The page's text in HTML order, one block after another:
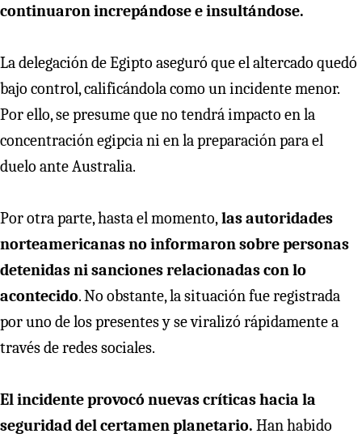
continuaron increpándose e insultándose.
La delegación de Egipto aseguró que el altercado quedó
bajo control, calificándola como un incidente menor.
Por ello, se presume que no tendrá impacto en la
concentración egipcia ni en la preparación para el
duelo ante Australia.
Por otra parte, hasta el momento,las autoridades
norteamericanas no informaron sobre personas
detenidas ni sanciones relacionadas con lo
acontecido. No obstante, la situación fue registrada
por uno de los presentes y se viralizó rápidamente a
través de redes sociales.
El incidente provocó nuevas críticas hacia la
seguridad del certamen planetario. Han habido